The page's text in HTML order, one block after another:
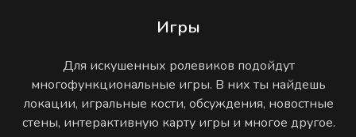
Игры
Для искушенных ролевиков подойдут
многофункциональные игры. В них ты найдешь
локации, игральные кости, обсуждения, новостные
стены, интерактивную карту игры и многое другое.